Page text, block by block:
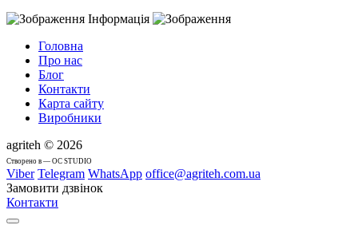
Інформація
Головна
Про нас
Блог
Контакти
Карта сайту
Виробники
agriteh © 2026
Cтворено в — OC STUDIO
Viber Telegram WhatsApp office@agriteh.com.ua
Замовити дзвінок
Контакти